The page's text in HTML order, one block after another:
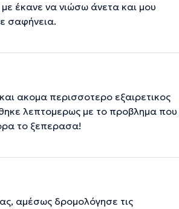
με έκανε να νιώσω άνετα και μου
σαφήνεια.
ακομα περισσοτερο εξαιρετικος
λεπτομερως με το προβλημα που
το ξεπερασα!
αμέσως δρομολόγησε τις